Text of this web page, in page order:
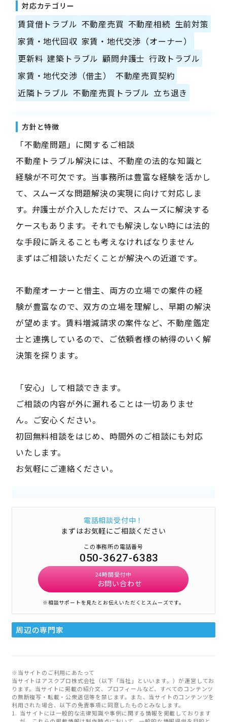
対応カテゴリー
賃貸借トラブル 不動産売買 不動産相続 生前対策
家賃・地代回収 家賃・地代交渉（オーナー）
更新料 建築トラブル 顧問弁護士 行政トラブル
家賃・地代交渉（借主）
不動産売買契約
近隣トラブル 不動産売買トラブル 立ち退き
方針と特徴
「不動産問題」に関するご相談
不動産トラブル解決には、不動産の法的な知識と
経験が不可欠です。当事務所は豊富な経験を活かし
て、スムーズな問題解決の実現に向けて対応しま
す。弁護士が介入しただけで、スムーズに解決する
ケースもあります。それでも解決しない時には法的
な手段に訴えることも考えなければなりません
まずはご相談いただくことが解決への近道です。
不動産オーナーと借主、両方の立場での案件の経
験が豊富なので、双方の立場を理解し、早期の解決
が望めます。賃料増減請求の案件など、不動産鑑定
士と連携しているので、ご依頼者様の納得のいく解
決策を探ります。
「安心」して相談できます。
ご相談の内容が外に漏れることは一切ありませ
ん。ご安心ください。
初回無料相談をはじめ、時間外のご相談にも対応
いたします。
お気軽にご連絡ください。
電話相談受付中！
まずはお気軽にご相談ください
この事務所の電話番号
050-3627-6383
24時間受付中
お問い合わせ
※相談サポートを見たとお伝えいただくとスムーズです。
周辺の専門家
※当サイトのご利用にあたって
当サイトはアスクプロ株式会社（以下「当社」といいます。）が運営してお
ります。当サイトに掲載の紹介文、プロフィールなど、すべてのコンテンツ
の無断複写・転載・公衆送信等を禁じます。また、当サイトのコンテンツを
利用された場合、以下の免責事項に同意したものとみなします。
当サイトには一般的な法律知識や事例に関する情報を掲載しております